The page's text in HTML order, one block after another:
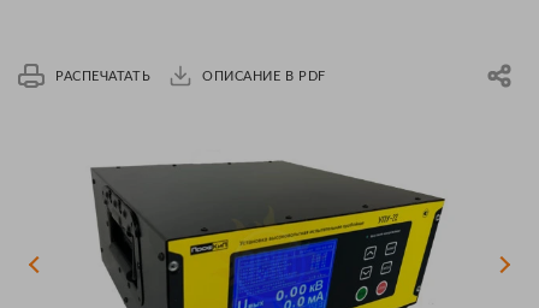
РАСПЕЧАТАТЬ ОПИСАНИЕ В PDF